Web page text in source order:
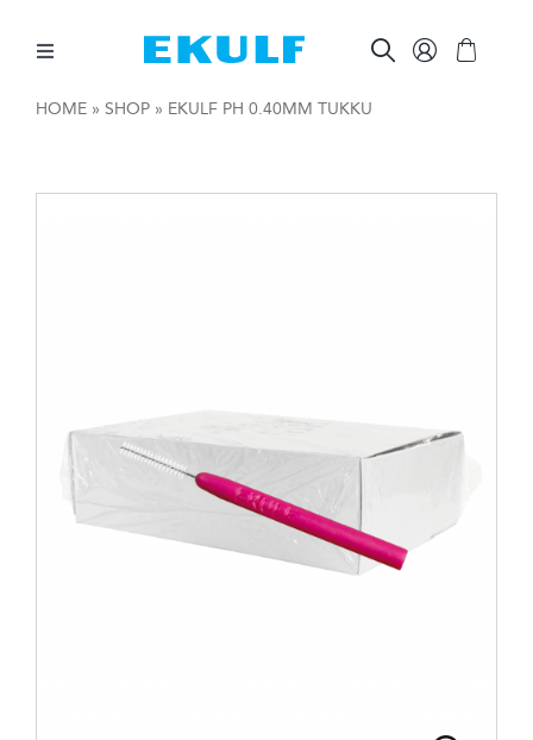
contentToggle
Navigation
AMMATTILAISILLE
HOME» SHOP» EKULF PH 0.40MM TUKKU